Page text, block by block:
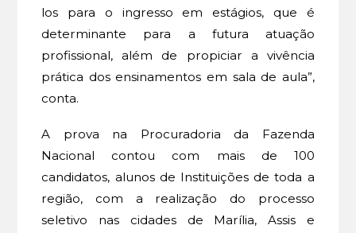
los para o ingresso em estágios, que é
determinante para a futura atuação
profissional, além de propiciar a vivência
prática dos ensinamentos em sala de aula”,
conta.
A prova na Procuradoria da Fazenda
Nacional contou com mais de 100
candidatos, alunos de Instituições de toda a
região, com a realização do processo
seletivo nas cidades de Marília, Assis e